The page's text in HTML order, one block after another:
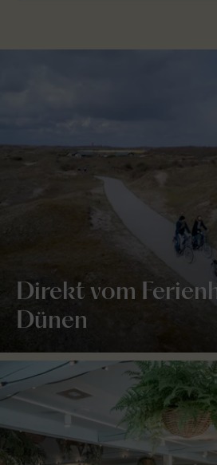
Direkt vom
Dünen